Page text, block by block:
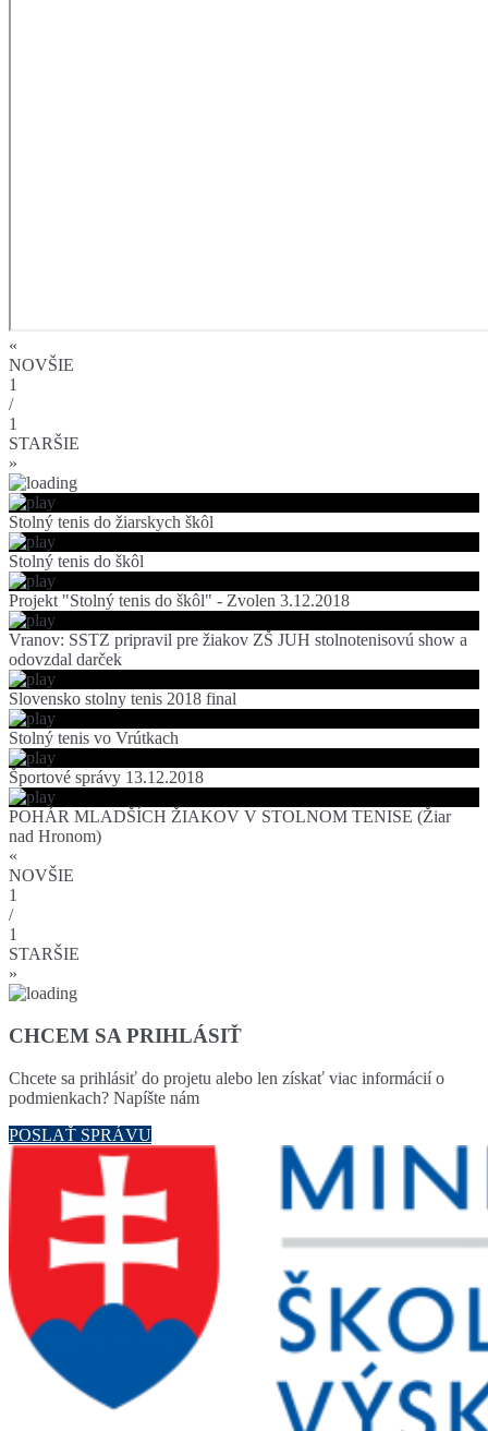
«
NOVŠIE
1
/
1
STARŠIE
»
Stolný tenis do žiarskych škôl
Stolný tenis do škôl
Projekt "Stolný tenis do škôl" - Zvolen 3.12.2018
Vranov: SSTZ pripravil pre žiakov ZŠ JUH stolnotenisovú show a
odovzdal darček
Slovensko stolny tenis 2018 final
Stolný tenis vo Vrútkach
Športové správy 13.12.2018
POHÁR MLADŠÍCH ŽIAKOV V STOLNOM TENISE (Žiar
nad Hronom)
«
NOVŠIE
1
/
1
STARŠIE
»
CHCEM SA PRIHLÁSIŤ
Chcete sa prihlásiť do projetu alebo len získať viac informácií o
podmienkach? Napíšte nám
POSLAŤ SPRÁVU